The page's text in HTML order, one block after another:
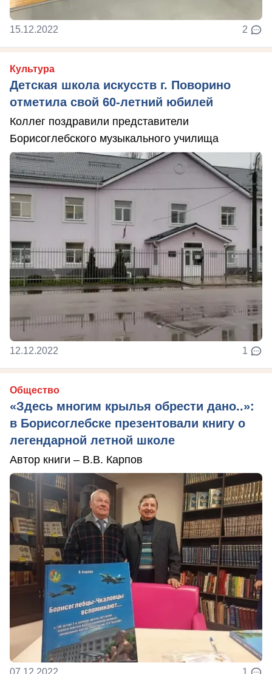
15.12.2022 2
Культура
Детская школа искусств г. Поворино
отметила свой 60-летний юбилей
Коллег поздравили представители
Борисоглебского музыкального училища
12.12.2022 1
Общество
«Здесь многим крылья обрести дано..»:
в Борисоглебске презентовали книгу о
легендарной летной школе
Автор книги – В.В. Карпов
07.12.2022 1